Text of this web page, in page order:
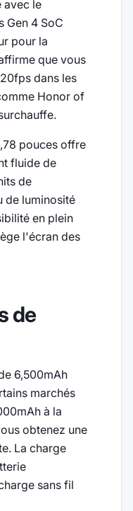
avec le
Gen 4 SoC
pour la
que vous
dans les
Honor of
pouces offre
fluide de
de
de luminosité
en plein
l'écran des
de
6,500mAh
marchés
à la
obtenez une
La charge
sans fil